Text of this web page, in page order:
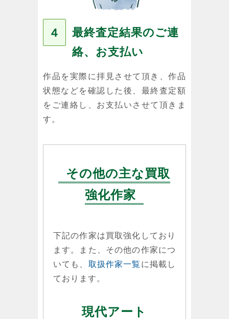
４
最終査定結果のご連
絡、お支払い
作品を実際に拝見させて頂き、作品
状態などを確認した後、最終査定額
をご連絡し、お支払いさせて頂きま
す。
その他の主な買取
強化作家
下記の作家は買取強化しており
ます。また、その他の作家につ
いても、 取扱作家一覧 に掲載し
ております。
現代アート